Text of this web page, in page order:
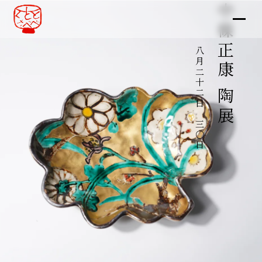
中條正康 陶展
八月二十二日～三〇日